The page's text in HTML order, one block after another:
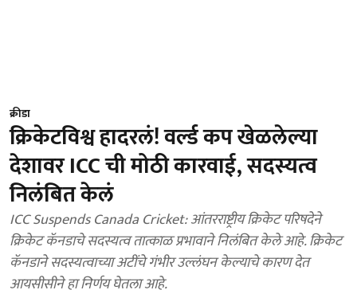
क्रीडा
क्रिकेटविश्व हादरलं! वर्ल्ड कप खेळलेल्या
देशावर ICC ची मोठी कारवाई, सदस्यत्व
निलंबित केलं
ICC Suspends Canada Cricket: आंतरराष्ट्रीय क्रिकेट परिषदेने
क्रिकेट कॅनडाचे सदस्यत्व तात्काळ प्रभावाने निलंबित केले आहे. क्रिकेट
कॅनडाने सदस्यत्वाच्या अटींचे गंभीर उल्लंघन केल्याचे कारण देत
आयसीसीने हा निर्णय घेतला आहे.